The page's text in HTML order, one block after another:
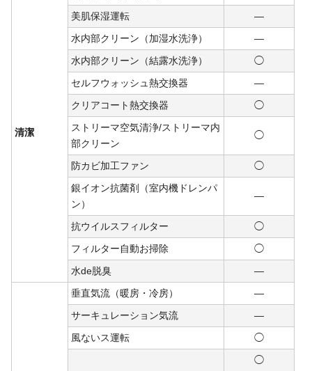
清潔
美肌保湿運転
―
水内部クリーン（加湿水洗浄）
―
水内部クリーン（結露水洗浄）
◯
セルフウォッシュ熱交換器
―
クリアコート熱交換器
◯
ストリーマ空気清浄/ストリーマ内
部クリーン
◯
防カビ加工ファン
◯
銀イオン抗菌剤（室内機ドレンパ
ン）
―
抗ウイルスフィルター
◯
フィルター自動お掃除
◯
水de脱臭
―
垂直気流（暖房・冷房）
―
サーキュレーション気流
―
風ないス運転
◯
◯